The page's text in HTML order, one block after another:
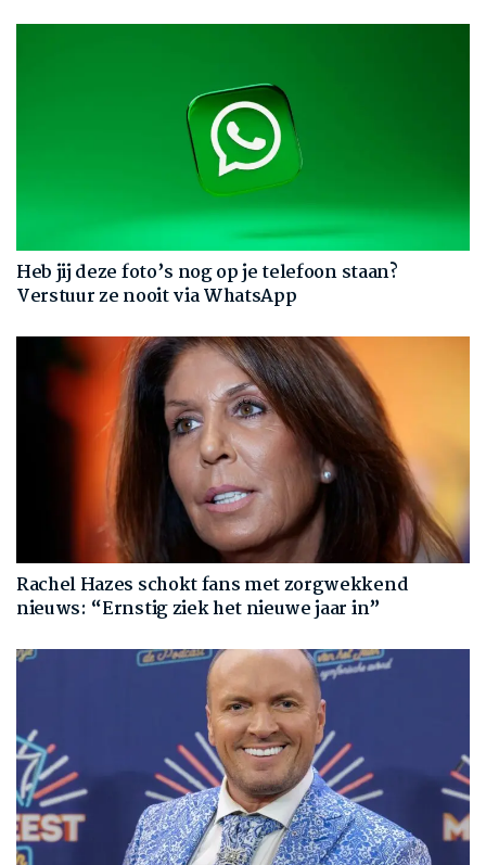
Heb jij deze foto’s nog op je telefoon staan?
Verstuur ze nooit via WhatsApp
Rachel Hazes schokt fans met zorgwekkend
nieuws: “Ernstig ziek het nieuwe jaar in”